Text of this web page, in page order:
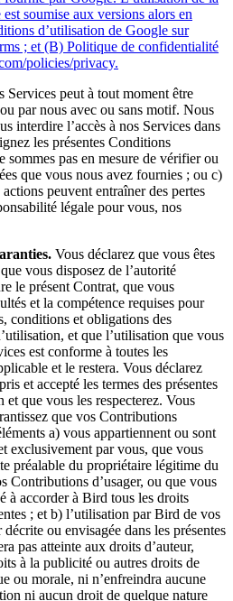
soumise aux versions alors en
d’utilisation de Google sur
; et (B) Politique de confidentialité
policies/privacy.
Services peut à tout moment être
par nous avec ou sans motif. Nous
interdire l’accès à nos Services dans
les présentes Conditions
sommes pas en mesure de vérifier ou
que vous nous avez fournies ; ou c)
peuvent entraîner des pertes
légale pour vous, nos
Vous déclarez que vous êtes
vous disposez de l’autorité
le présent Contrat, que vous
et la compétence requises pour
conditions et obligations des
et que l’utilisation que vous
est conforme à toutes les
et le restera. Vous déclarez
et accepté les termes des présentes
que vous les respecterez. Vous
que vos Contributions
a) vous appartiennent ou sont
exclusivement par vous, que vous
préalable du propriétaire légitime du
Contributions d’usager, ou que vous
à accorder à Bird tous les droits
; et b) l’utilisation par Bird de vos
ou envisagée dans les présentes
pas atteinte aux droits d’auteur,
à la publicité ou autres droits de
ou morale, ni n’enfreindra aucune
ni aucun droit de quelque nature